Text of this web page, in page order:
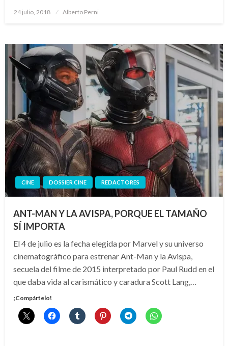
Publicado
24 julio, 2018 Alberto Perni
CINE DOSSIER CINE REDACTORES
ANT-MAN Y LA AVISPA, PORQUE EL TAMAÑO
SÍ IMPORTA
El 4 de julio es la fecha elegida por Marvel y su universo
cinematográfico para estrenar Ant-Man y la Avispa,
secuela del filme de 2015 interpretado por Paul Rudd en el
que daba vida al carismático y caradura Scott Lang,…
¡Compártelo!